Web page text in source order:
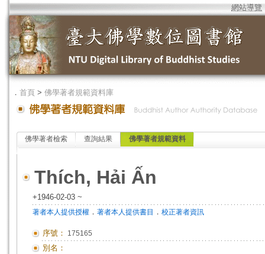
網站導覽
． 首頁 > 佛學著者規範資料庫
佛學著者檢索 查詢結果 佛學著者規範資料
Thích, Hải Ấn
+1946-02-03 ~
著者本人提供授權 ． 著者本人提供書目 ． 校正著者資訊
序號： 175165
別名：